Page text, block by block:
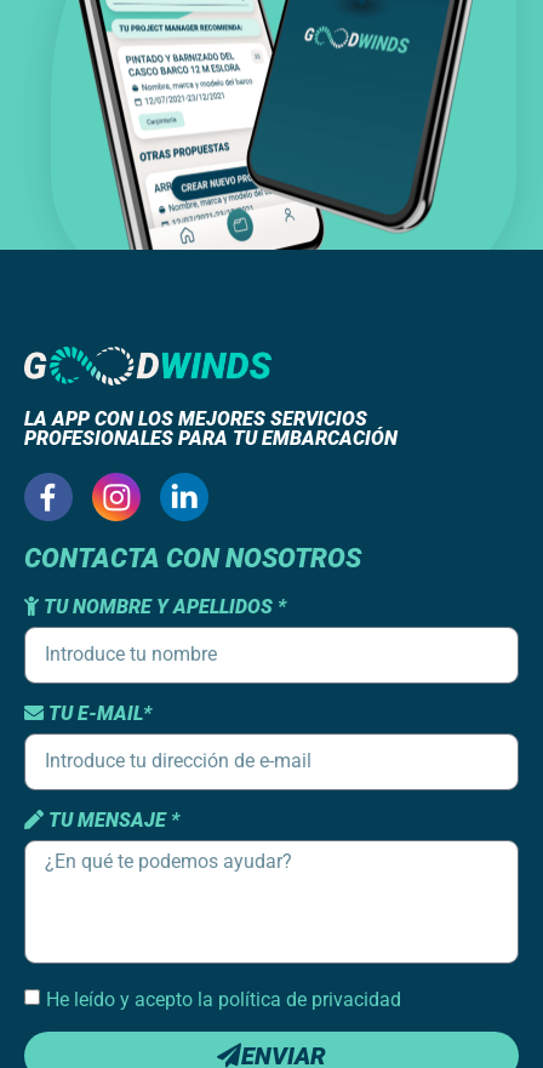
LA APP CON LOS MEJORES SERVICIOS
PROFESIONALES PARA TU EMBARCACIÓN
CONTACTA CON NOSOTROS
TU NOMBRE Y APELLIDOS *
TU E-MAIL*
TU MENSAJE *
He leído y acepto la política de privacidad
ENVIAR